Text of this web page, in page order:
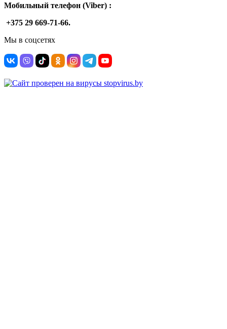
Мобильный телефон (Viber) :
+375 29 669-71-66.
Мы в соцсетях